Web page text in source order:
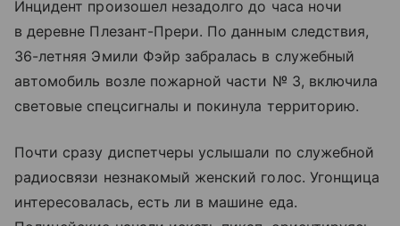
Инцидент произошел незадолго до часа ночи
в деревне Плезант-Прери. По данным следствия,
36-летняя Эмили Фэйр забралась в служебный
автомобиль возле пожарной части № 3, включила
световые спецсигналы и покинула территорию.
Почти сразу диспетчеры услышали по служебной
радиосвязи незнакомый женский голос. Угонщица
интересовалась, есть ли в машине еда.